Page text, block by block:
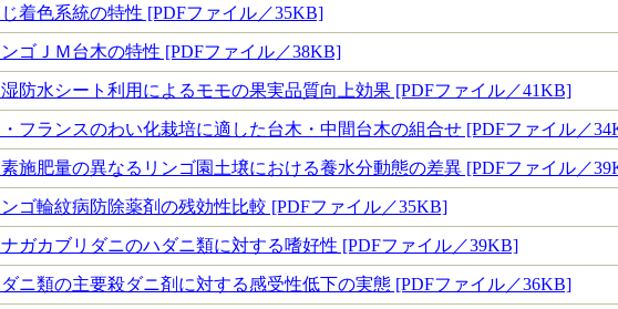
着色系統の特性 [PDFファイル／35KB]
ンゴＪＭ台木の特性 [PDFファイル／38KB]
防水シート利用によるモモの果実品質向上効果 [PDFファイル／41KB]
フランスのわい化栽培に適した台木・中間台木の組合せ [PDFファイル／
施肥量の異なるリンゴ園土壌における養水分動態の差異 [PDFファイル／
ンゴ輪紋病防除薬剤の残効性比較 [PDFファイル／35KB]
ガカブリダニのハダニ類に対する嗜好性 [PDFファイル／39KB]
ニ類の主要殺ダニ剤に対する感受性低下の実態 [PDFファイル／36KB]